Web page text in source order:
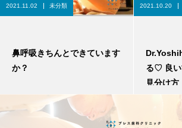
2021.11.02 未分類
鼻呼吸きちんとできています
か？
2021.10.20
る♡ 良い
見分け方